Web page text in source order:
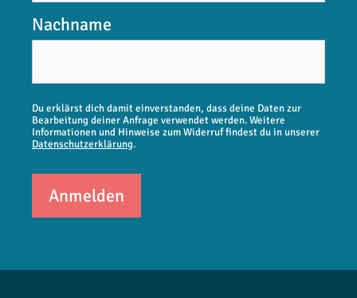
Nachname
Du erklärst dich damit einverstanden, dass deine Daten zur
Bearbeitung deiner Anfrage verwendet werden. Weitere
Informationen und Hinweise zum Widerruf findest du in unserer
Datenschutzerklärung.